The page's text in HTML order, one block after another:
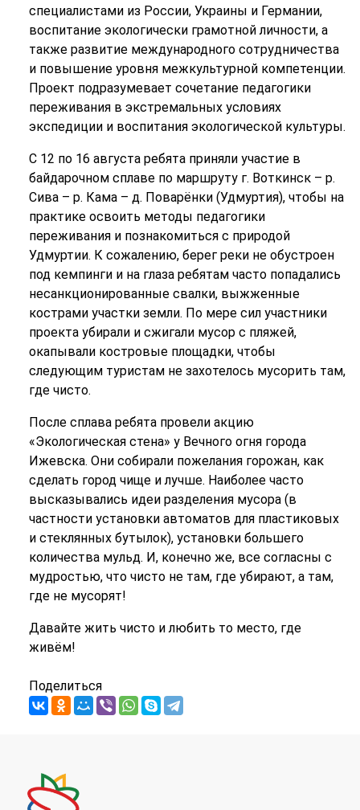
специалистами из России, Украины и Германии,
воспитание экологически грамотной личности, а
также развитие международного сотрудничества
и повышение уровня межкультурной компетенции.
Проект подразумевает сочетание педагогики
переживания в экстремальных условиях
экспедиции и воспитания экологической культуры.
С 12 по 16 августа ребята приняли участие в
байдарочном сплаве по маршруту г. Воткинск – р.
Сива – р. Кама – д. Поварёнки (Удмуртия), чтобы на
практике освоить методы педагогики
переживания и познакомиться с природой
Удмуртии. К сожалению, берег реки не обустроен
под кемпинги и на глаза ребятам часто попадались
несанкционированные свалки, выжженные
кострами участки земли. По мере сил участники
проекта убирали и сжигали мусор с пляжей,
окапывали костровые площадки, чтобы
следующим туристам не захотелось мусорить там,
где чисто.
После сплава ребята провели акцию
«Экологическая стена» у Вечного огня города
Ижевска. Они собирали пожелания горожан, как
сделать город чище и лучше. Наиболее часто
высказывались идеи разделения мусора (в
частности установки автоматов для пластиковых
и стеклянных бутылок), установки большего
количества мульд. И, конечно же, все согласны с
мудростью, что чисто не там, где убирают, а там,
где не мусорят!
Давайте жить чисто и любить то место, где
живём!
Поделиться